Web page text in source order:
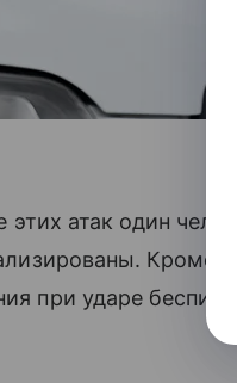
атак один
Кроме
при ударе